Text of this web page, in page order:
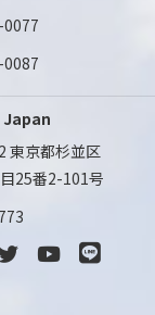
Japan
東京都杉並区
25番2-101号